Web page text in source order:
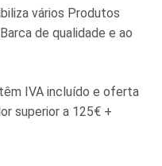
vários Produtos
de qualidade e ao
IVA incluído e oferta
superior a 125€ +